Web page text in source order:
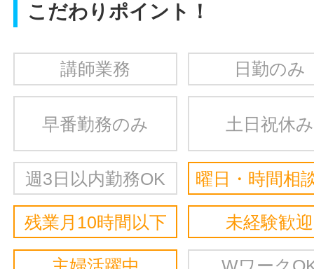
こだわりポイント！
講師業務 日勤のみ
早番勤務のみ 土日祝休み
週3日以内勤務OK 曜日・時間相
残業月10時間以下 未経験歓迎